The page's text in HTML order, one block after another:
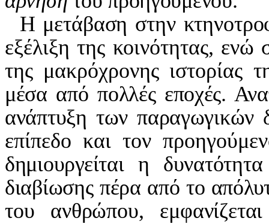
Η μετάβαση στην
εξέλιξη της κοινότητας,
της μακρόχρονης ιστορίας
μέσα από πολλές εποχές.
ανάπτυξη των παραγωγικών
επίπεδο και τον
δημιουργείται η
διαβίωσης πέρα από το
του ανθρώπου,